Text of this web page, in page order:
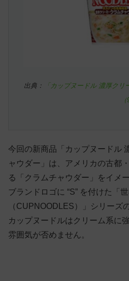
出典：
「カップヌードル 濃厚クリ
今回の新商品「カップヌードル
ャウダー」は、アメリカの古都
る「クラムチャウダー」をイメ
ブランドロゴに “S” を付けた「
（CUPNOODLES）」シリーズ
カップヌードルはクリーム系に
雰囲気が否めません。